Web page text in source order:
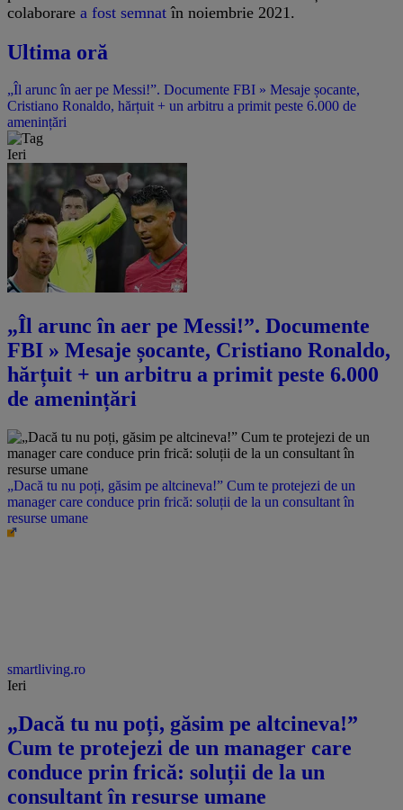
colaborare a fost semnat în noiembrie 2021.
Ultima oră
„Îl arunc în aer pe Messi!”. Documente FBI » Mesaje șocante,
Cristiano Ronaldo, hărțuit + un arbitru a primit peste 6.000 de
amenințări
Ieri
„Îl arunc în aer pe Messi!”. Documente
FBI » Mesaje șocante, Cristiano Ronaldo,
hărțuit + un arbitru a primit peste 6.000
de amenințări
„Dacă tu nu poți, găsim pe altcineva!” Cum te protejezi de un
manager care conduce prin frică: soluții de la un consultant în
resurse umane
smartliving.ro
Ieri
„Dacă tu nu poți, găsim pe altcineva!”
Cum te protejezi de un manager care
conduce prin frică: soluții de la un
consultant în resurse umane